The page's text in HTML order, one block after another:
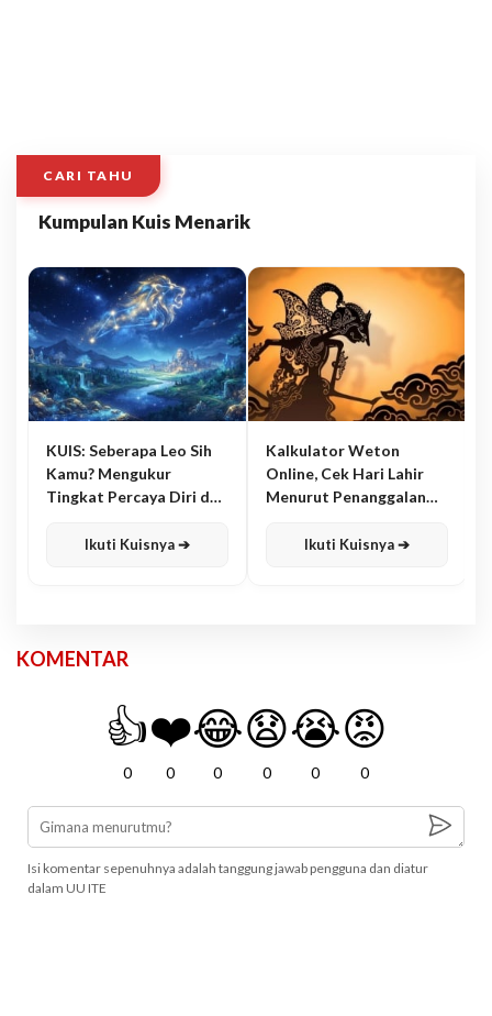
CARI TAHU
Kumpulan Kuis Menarik
KUIS: Seberapa Leo Sih
Kamu? Mengukur
Tingkat Percaya Diri dan
Ikuti Kuisnya ➔
Kalkulator Weton
Online, Cek Hari Lahir
Menurut Penanggalan
Ikuti Kuisnya ➔
KOMENTAR
👍
0
❤️
0
😂
0
😧
0
😭
0
😡
0
Isi komentar sepenuhnya adalah tanggung jawab pengguna dan diatur
dalam UU ITE